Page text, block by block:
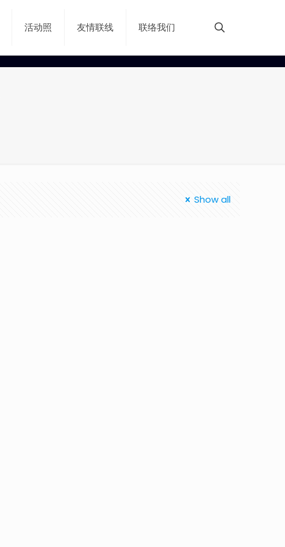
活动照 友情联线 联络我们
Show all